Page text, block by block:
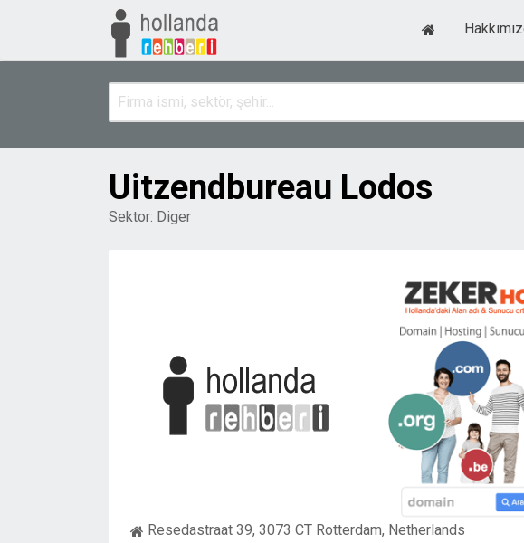
Uitzendbureau Lodos
Sektor: Diger
Resedastraat 39, 3073 CT Rotterdam, Netherlands